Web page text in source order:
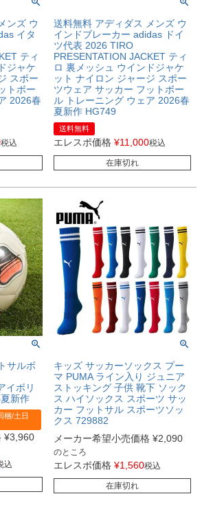
ンズ ウ
イタ
ティ
ジャケ
スポー
トボー
2026春
税込
送料無料 アディダス メンズ ウ
インドブレーカー adidas ドイ
ツ代表 2026 TIRO
PRESENTATION JACKET ティ
ロ 裏メッシュ ウインドジャケ
ット ナイロン ジャージ スポー
ツウェア サッカー フットボー
ル トレーニング ウェア 2026春
夏新作 HG749
送料無料
エレスポ価格 ¥11,000税込
在庫切れ
サルボ
イボリ
新作
梱/土日
¥3,960
込
キッズ サッカーソックス プー
マ PUMA ライン入り ジュニア
ストッキング 子供 靴下 ソック
ス ハイソックス スポーツ サッ
カー フットサル スポーツソッ
クス 729882
メーカー希望小売価格 ¥2,090
のところ
エレスポ価格 ¥1,560税込
在庫切れ